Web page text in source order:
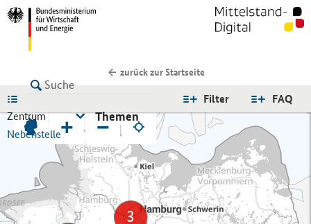
zurück zur Startseite
FAQ
Filter
Zentrum
Nebenstelle
Themen
+ −